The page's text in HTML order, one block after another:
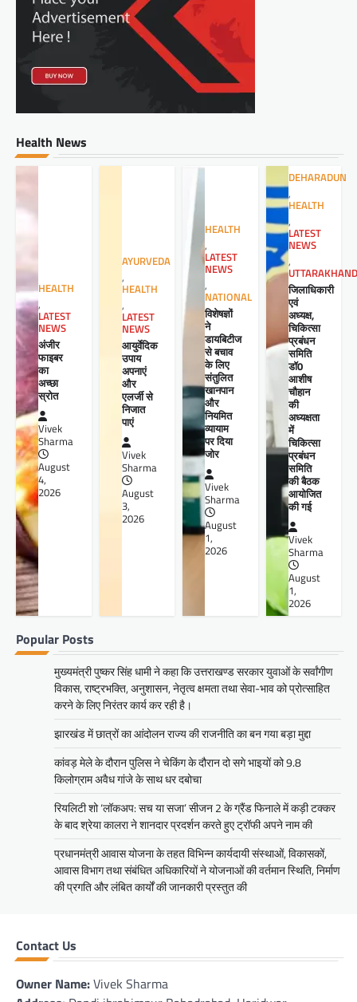
Health News
HEALTH
,
LATEST
NEWS
अंजीर
फाइबर
का
अच्छा
स्रोत
Vivek
Sharma
August
4,
2026
AYURVEDA
,
HEALTH
,
LATEST
NEWS
आयुर्वेदिक
उपाय
अपनाएं
और
एलर्जी से
निजात
पाएं
Vivek
Sharma
August
3,
2026
HEALTH
,
LATEST
NEWS
,
NATIONAL
विशेषज्ञों
ने
डायबिटीज
से बचाव
के लिए
संतुलित
खानपान
और
नियमित
व्यायाम
पर दिया
जोर
Vivek
Sharma
August
1,
2026
DEHARADUN
,
HEALTH
,
LATEST
NEWS
,
UTTARAKHAND
जिलाधिकारी
एवं
अध्यक्ष,
चिकित्सा
प्रबंधन
समिति
डॉ0
आशीष
चौहान
की
अध्यक्षता
में
चिकित्सा
प्रबंधन
समिति
की बैठक
आयोजित
की गई
Vivek
Sharma
August
1,
2026
Popular Posts
मुख्यमंत्री पुष्कर सिंह धामी ने कहा कि उत्तराखण्ड सरकार युवाओं के सर्वांगीण
विकास, राष्ट्रभक्ति, अनुशासन, नेतृत्व क्षमता तथा सेवा-भाव को प्रोत्साहित
करने के लिए निरंतर कार्य कर रही है।
झारखंड में छात्रों का आंदोलन राज्य की राजनीति का बन गया बड़ा मुद्दा
कांवड़ मेले के दौरान पुलिस ने चेकिंग के दौरान दो सगे भाइयों को 9.8
किलोग्राम अवैध गांजे के साथ धर दबोचा
रियलिटी शो ‘लॉकअप: सच या सजा’ सीजन 2 के ग्रैंड फिनाले में कड़ी टक्कर
के बाद श्रेया कालरा ने शानदार प्रदर्शन करते हुए ट्रॉफी अपने नाम की
प्रधानमंत्री आवास योजना के तहत विभिन्न कार्यदायी संस्थाओं, विकासकों,
आवास विभाग तथा संबंधित अधिकारियों ने योजनाओं की वर्तमान स्थिति, निर्माण
की प्रगति और लंबित कार्यों की जानकारी प्रस्तुत की
Contact Us
Owner Name:Vivek Sharma